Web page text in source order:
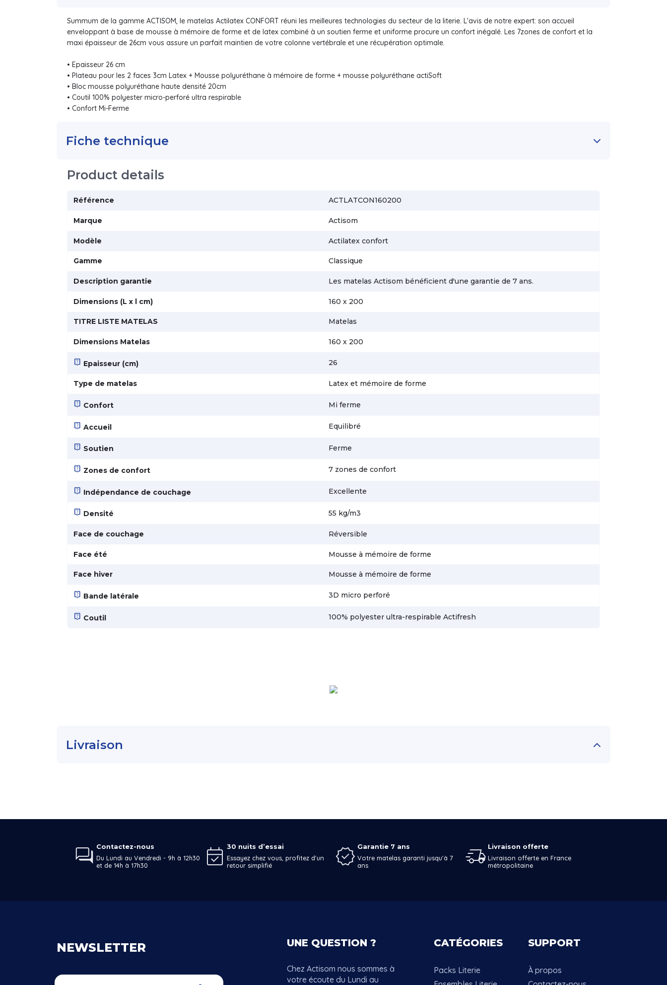
Summum de la gamme ACTISOM, le matelas Actilatex CONFORT réuni les meilleures technologies du secteur de la literie. L'avis de notre expert: son accueil
enveloppant à base de mousse à mémoire de forme et de latex combiné à un soutien ferme et uniforme procure un confort inégalé. Les 7zones de confort et la
maxi épaisseur de 26cm vous assure un parfait maintien de votre colonne vertébrale et une récupération optimale.
• Epaisseur 26 cm
• Plateau pour les 2 faces 3cm Latex + Mousse polyuréthane à mémoire de forme + mousse polyuréthane actiSoft
• Bloc mousse polyuréthane haute densité 20cm
• Coutil 100% polyester micro-perforé ultra respirable
• Confort Mi-Ferme
Fiche technique
Product details
Référence ACTLATCON160200
Marque Actisom
Modèle Actilatex confort
Gamme Classique
Description garantie Les matelas Actisom bénéficient d'une garantie de 7 ans.
Dimensions (L x l cm) 160 x 200
TITRE LISTE MATELAS Matelas
Dimensions Matelas 160 x 200
live_help Epaisseur (cm) 26
Type de matelas Latex et mémoire de forme
live_help Confort Mi ferme
live_help Accueil Equilibré
live_help Soutien Ferme
live_help Zones de confort 7 zones de confort
live_help Indépendance de couchage Excellente
live_help Densité 55 kg/m3
Face de couchage Réversible
Face été Mousse à mémoire de forme
Face hiver Mousse à mémoire de forme
live_help Bande latérale 3D micro perforé
live_help Coutil 100% polyester ultra-respirable Actifresh
Livraison
Contactez-nous
Du Lundi au Vendredi - 9h à 12h30
et de 14h à 17h30
30 nuits d’essai
Essayez chez vous, profitez d'un
retour simplifié
Garantie 7 ans
Votre matelas garanti jusqu'à 7
ans
Livraison offerte
Livraison offerte en France
métropolitaine
NEWSLETTER UNE QUESTION ?
Chez Actisom nous sommes à
votre écoute du Lundi au
CATÉGORIES
Packs Literie
SUPPORT
À propos